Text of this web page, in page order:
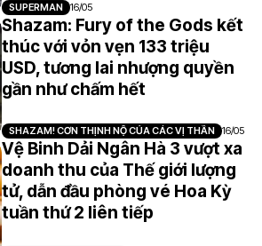
SUPERMAN 16/05
Shazam: Fury of the Gods kết
thúc với vỏn vẹn 133 triệu
USD, tương lai nhượng quyền
gần như chấm hết
SHAZAM! CƠN THỊNH NỘ CỦA CÁC VỊ THẦN 16/05
Vệ Binh Dải Ngân Hà 3 vượt xa
doanh thu của Thế giới lượng
tử, dẫn đầu phòng vé Hoa Kỳ
tuần thứ 2 liên tiếp